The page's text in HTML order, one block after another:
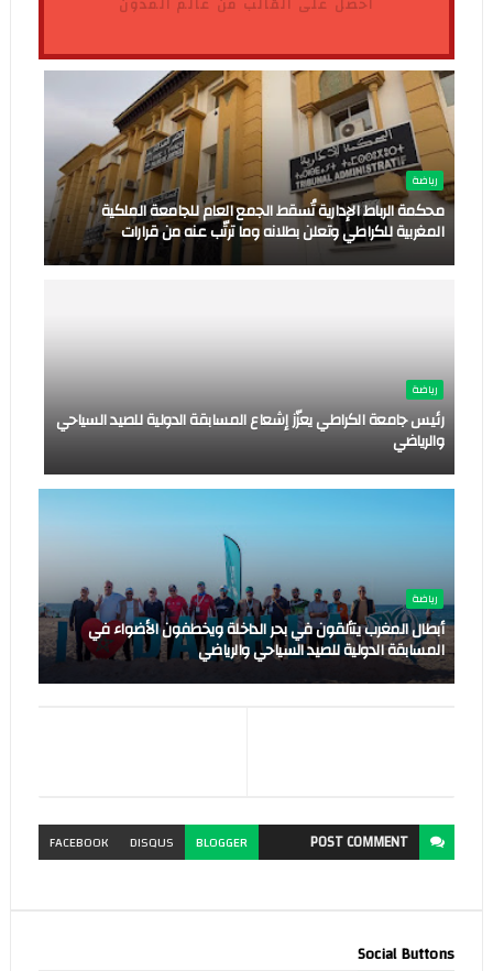
رياضة
محكمة الرباط الإدارية تُسقط الجمع العام للجامعة الملكية
المغربية للكراطي وتعلن بطلانه وما ترتّب عنه من قرارات
رياضة
رئيس جامعة الكراطي يعزّز إشعاع المسابقة الدولية للصيد السياحي
والرياضي
رياضة
أبطال المغرب يتألقون في بحر الداخلة ويخطفون الأضواء في
المسابقة الدولية للصيد السياحي والرياضي
POSTCOMMENT
BLOGGER
DISQUS
FACEBOOK
Social Buttons